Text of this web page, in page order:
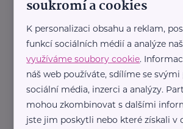
mzcr@mzcr.cz
Nadační fond pro předčasně
narozené děti
Podolské nábřeží 157/36 Praha 4
Nadační fond pro předčasně
narozené děti je nezisková
soukromí a cookies
K personalizaci obsahu a reklam,
funkcí sociálních médií a analýze
využíváme soubory cookie.
náš web používáte, sdílíme se
sociální média, inzerci a analýzy.
mohou zkombinovat s dalšími
jste jim poskytli nebo které získali v